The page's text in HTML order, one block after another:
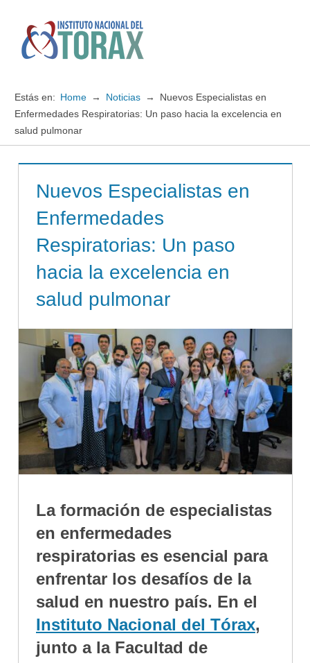
contenido
Instituto
del
TORAX
Estás en: Home Noticias
Nuevos Especialistas en
Enfermedades Respiratorias: Un paso hacia la excelencia en
salud pulmonar
Nuevos Especialistas en
Enfermedades
Respiratorias: Un paso
hacia la excelencia en
salud pulmonar
La formación de especialistas
en enfermedades
respiratorias es esencial para
enfrentar los desafíos de la
salud en nuestro país. En el
Instituto Nacional del Tórax,
junto a la Facultad de